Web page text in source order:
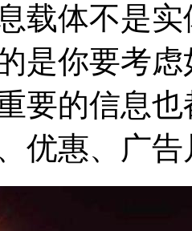
载体不是
是你要考
要的信息
优惠、广